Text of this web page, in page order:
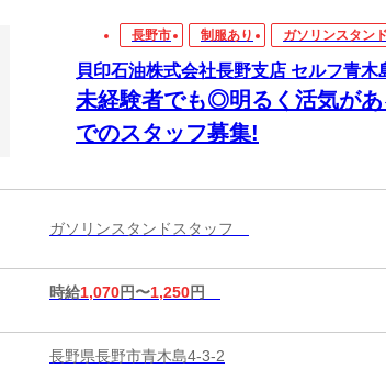
長野市 制服あり ガソリンスタン
貝印石油株式会社長野支店 セルフ青木
未経験者でも◎明るく活気が
でのスタッフ募集!
ガソリンスタンドスタッフ
時給1,070円〜1,250円
長野県長野市青木島4-3-2